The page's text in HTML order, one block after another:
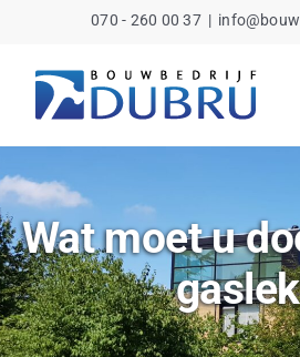
inhoud
070 - 260 00 37 |
Wat moet u